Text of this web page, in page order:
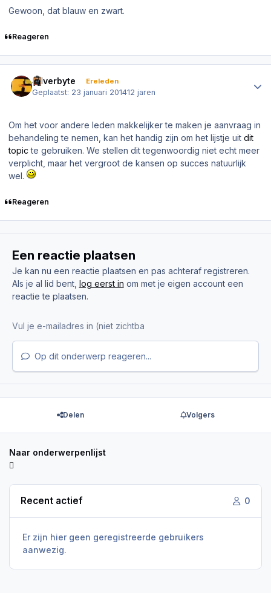
Gewoon, dat blauw en zwart.
Reageren
Silverbyte Ereleden
Geplaatst: 23 januari 201412 jaren
Om het voor andere leden makkelijker te maken je aanvraag in
behandeling te nemen, kan het handig zijn om het lijstje uit dit
topic te gebruiken. We stellen dit tegenwoordig niet echt meer
verplicht, maar het vergroot de kansen op succes natuurlijk
wel.
Reageren
Een reactie plaatsen
Je kan nu een reactie plaatsen en pas achteraf registreren.
Als je al lid bent, log eerst in om met je eigen account een
reactie te plaatsen.
Op dit onderwerp reageren...
Delen Volgers
Naar onderwerpenlijst
Recent actief 0
Er zijn hier geen geregistreerde gebruikers
aanwezig.